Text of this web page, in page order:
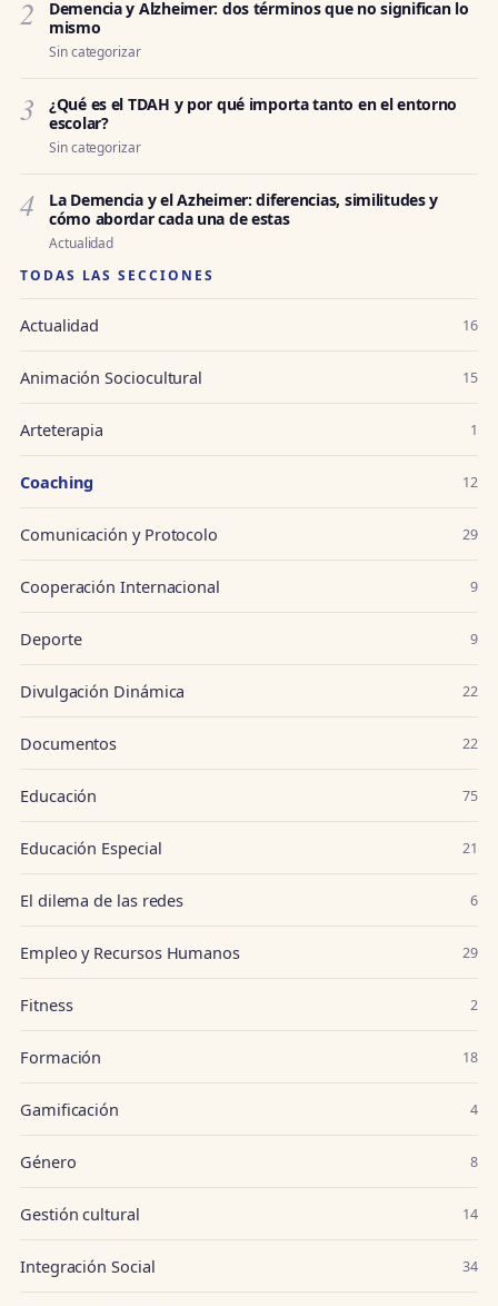
2
Demencia y Alzheimer: dos términos que no significan lo
mismo
Sin categorizar
3
¿Qué es el TDAH y por qué importa tanto en el entorno
escolar?
Sin categorizar
4
La Demencia y el Azheimer: diferencias, similitudes y
cómo abordar cada una de estas
Actualidad
TODAS LAS SECCIONES
Actualidad 16
Animación Sociocultural 15
Arteterapia 1
Coaching 12
Comunicación y Protocolo 29
Cooperación Internacional 9
Deporte 9
Divulgación Dinámica 22
Documentos 22
Educación 75
Educación Especial 21
El dilema de las redes 6
Empleo y Recursos Humanos 29
Fitness 2
Formación 18
Gamificación 4
Género 8
Gestión cultural 14
Integración Social 34